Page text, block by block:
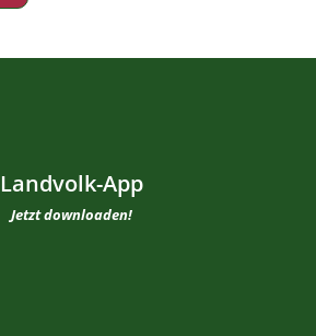
Landvolk-App
Jetzt downloaden!